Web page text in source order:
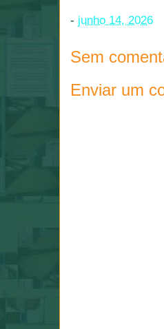
- junho 14, 2026
Sem
Enviar um